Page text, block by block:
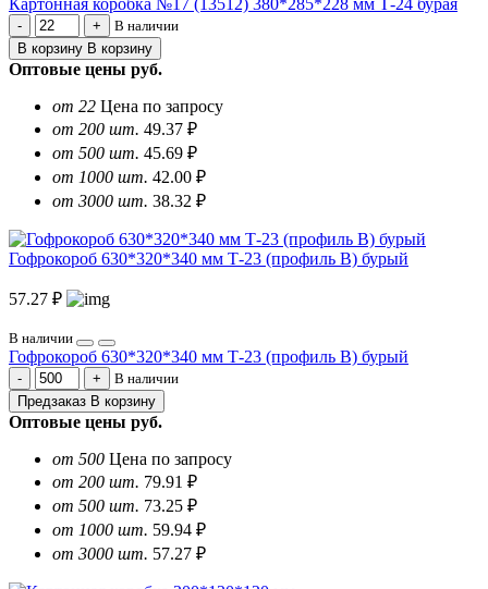
Картонная коробка №17 (13512) 380*285*228 мм Т-24 бурая
В наличии
В корзину В корзину
Оптовые цены руб.
от 22 Цена по запросу
от 200 шт. 49.37 ₽
от 500 шт. 45.69 ₽
от 1000 шт. 42.00 ₽
от 3000 шт. 38.32 ₽
Гофрокороб 630*320*340 мм Т-23 (профиль B) бурый
57.27 ₽
В наличии
Гофрокороб 630*320*340 мм Т-23 (профиль B) бурый
В наличии
Предзаказ В корзину
Оптовые цены руб.
от 500 Цена по запросу
от 200 шт. 79.91 ₽
от 500 шт. 73.25 ₽
от 1000 шт. 59.94 ₽
от 3000 шт. 57.27 ₽